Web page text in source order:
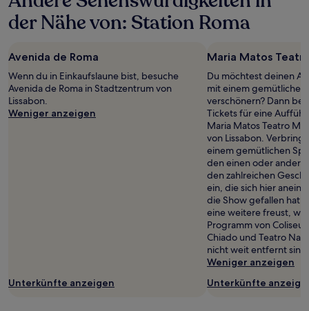
der Nähe von: Station Roma
Avenida de Roma
Wenn du in Einkaufslaune bist, besuche
Avenida de Roma in Stadtzentrum von
Lissabon.
Weniger anzeigen
Unterkünfte anzeigen
Maria Matos
Du möchtest deinen
mit einem
verschönern? Dann
Tickets für eine
Maria Matos Teatro
von Lissabon.
einem gemütlichen
den einen oder
den zahlreichen
ein, die sich hier
die Show gefallen hat
eine weitere freust,
Programm von Coliseu
Chiado und Teatro
nicht weit entfernt sind.
Weniger anzeigen
Unterkünfte